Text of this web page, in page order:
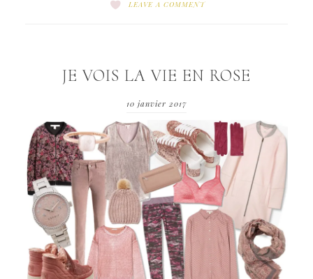
LEAVE A COMMENT
JE VOIS LA VIE EN ROSE
10 janvier 2017